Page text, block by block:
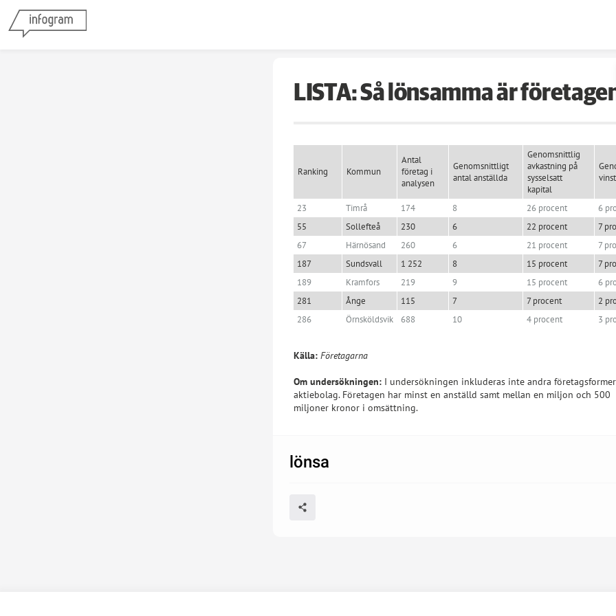
LISTA: Så lönsamma är
Ranking Kommun
Antal
företag i
analysen
Genomsnittligt
antal anställda
Genomsnittlig
avkastning på
sysselsatt
kapital
23 Timrå 174 8 26 procent
6
55
Sollefteå 230 6 22 procent
7
67
Härnösand 260 6 21 procent
7
187
Sundsvall 1 252 8 15 procent
7
189
Kramfors 219 9 15 procent
6
281
Ånge 115 7 7 procent
2
286
Örnsköldsvik 688 10 4 procent 3
Källa: Företagarna
Om undersökningen: I undersökningen inkluderas inte andra
aktiebolag. Företagen har minst en anställd samt mellan en miljon och 500
miljoner kronor i omsättning.
lönsa